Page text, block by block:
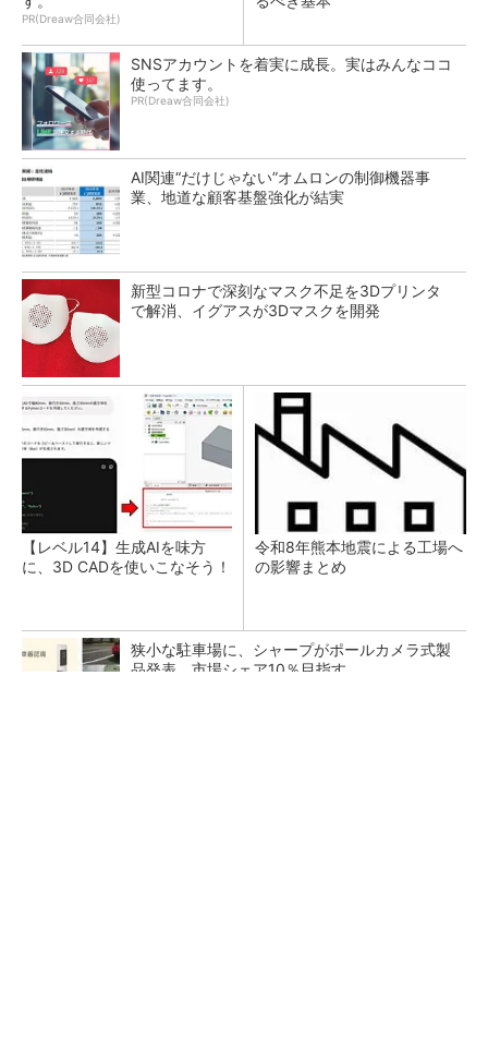
PR(Dreaw合同会社)
SNSアカウントを着実に成長。実はみんなココ
使ってます。
PR(Dreaw合同会社)
AI関連“だけじゃない”オムロンの制御機器事
業、地道な顧客基盤強化が結実
新型コロナで深刻なマスク不足を3Dプリンタ
で解消、イグアスが3Dマスクを開発
【レベル14】生成AIを味方
に、3D CADを使いこなそう！
令和8年熊本地震による工場へ
の影響まとめ
狭小な駐車場に、シャープがポールカメラ式製
品発表 市場シェア10％目指す